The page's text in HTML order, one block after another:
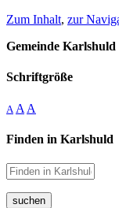
Zum Inhalt, zur
Gemeinde Karlshuld
Schriftgröße
A A A
Finden in Karlshuld
suchen